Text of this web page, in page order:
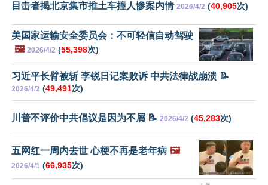
目击者揭北京集市推土车撞人惨案内情 2026/4/2 (40,905次)
美国家运输安全委员会：不可轻信自动驾驶
🖼️ 2026/4/2 (55,398次)
习近平长臂被斩 李锐日记案败诉 中共法律战崩溃 📝
2026/4/2 (49,491次)
川普不评价中共倡议是因为不屑 📝 2026/4/2 (45,283次)
五网红一周内去世 心梗不再是老年病 🖼️
2026/4/1 (66,935次)